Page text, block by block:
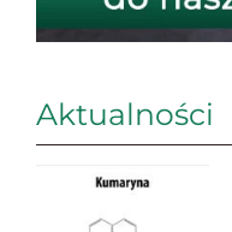
Aktualności